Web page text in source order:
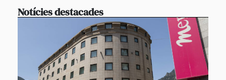
Notícies destacades